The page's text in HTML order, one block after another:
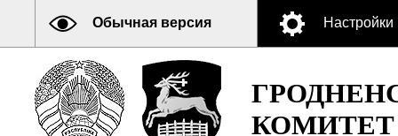
Обычная версия Настройки
КОМИТЕТ